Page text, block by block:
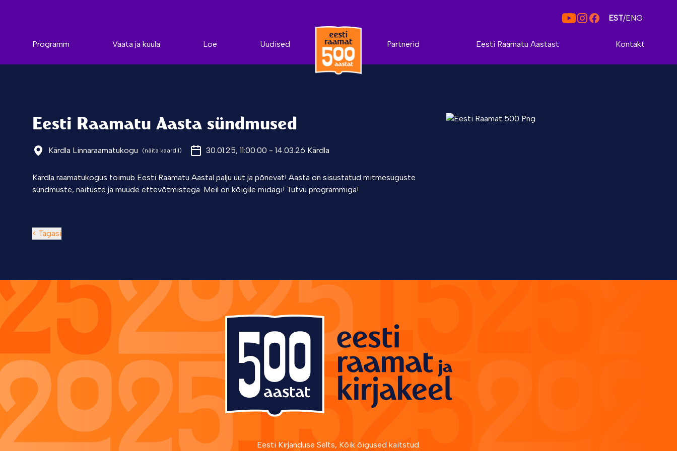
EST/ENG
Programm Vaata ja kuula Loe Uudised Partnerid Eesti Raamatu Aastast Kontakt
Eesti Raamatu Aasta sündmused
Kärdla Linnaraamatukogu (näita kaardil) 30.01.25, 11:00:00 - 14.03.26 Kärdla
Kärdla raamatukogus toimub Eesti Raamatu Aastal palju uut ja põnevat! Aasta on sisustatud mitmesuguste
sündmuste, näituste ja muude ettevõtmistega. Meil on kõigile midagi! Tutvu programmiga!
< Tagasi
Eesti Kirjanduse Selts, Kõik õigused kaitstud.